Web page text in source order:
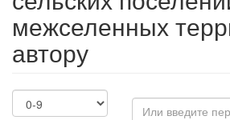
межселенных
автору